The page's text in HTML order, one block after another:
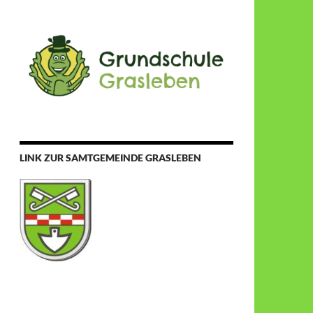
LINK ZUR SAMTGEMEINDE GRASLEBEN